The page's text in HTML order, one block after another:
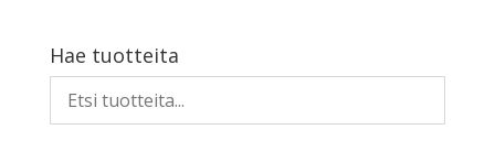
Hae tuotteita